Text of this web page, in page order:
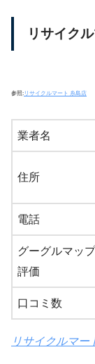
リサイク
参照: リサイクルマート 糸島店
業者名
住所
電話
グーグルマップ
評価
口コミ数
リサイクルマー